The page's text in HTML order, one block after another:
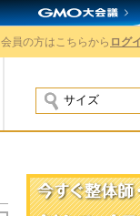
会員の方はこちらから ログ